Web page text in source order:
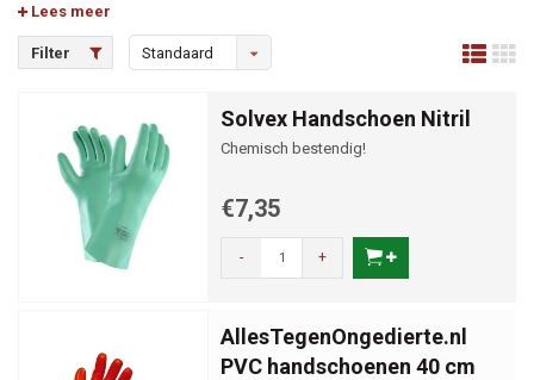
Lees meer
Filter Standaard
Solvex Handschoen Nitril
Chemisch bestendig!
€7,35
- +
AllesTegenOngedierte.nl
PVC handschoenen 40 cm